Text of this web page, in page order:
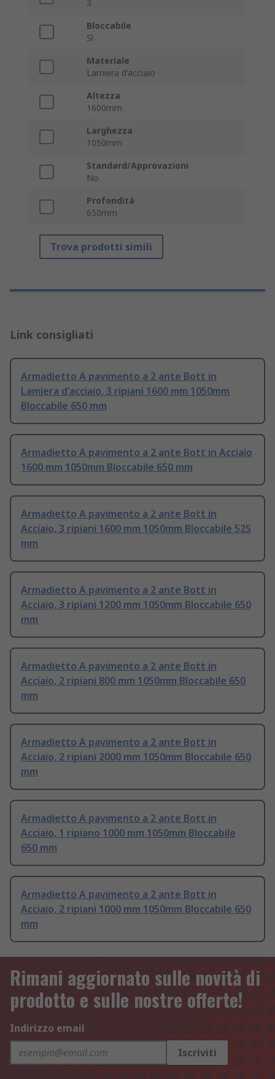
3
Bloccabile
Sì
Materiale
Lamiera d'acciaio
Altezza
1600mm
Larghezza
1050mm
Standard/Approvazioni
No
Profondità
650mm
Trova prodotti simili
Link consigliati
Armadietto A pavimento a 2 ante Bott in
Lamiera d'acciaio, 3 ripiani 1600 mm 1050mm
Bloccabile 650 mm
Armadietto A pavimento a 2 ante Bott in Acciaio
1600 mm 1050mm Bloccabile 650 mm
Armadietto A pavimento a 2 ante Bott in
Acciaio, 3 ripiani 1600 mm 1050mm Bloccabile 525
mm
Armadietto A pavimento a 2 ante Bott in
Acciaio, 3 ripiani 1200 mm 1050mm Bloccabile 650
mm
Armadietto A pavimento a 2 ante Bott in
Acciaio, 2 ripiani 800 mm 1050mm Bloccabile 650
mm
Armadietto A pavimento a 2 ante Bott in
Acciaio, 2 ripiani 2000 mm 1050mm Bloccabile 650
mm
Armadietto A pavimento a 2 ante Bott in
Acciaio, 1 ripiano 1000 mm 1050mm Bloccabile
650 mm
Armadietto A pavimento a 2 ante Bott in
Acciaio, 2 ripiani 1000 mm 1050mm Bloccabile 650
mm
Rimani aggiornato sulle novità di
prodotto e sulle nostre offerte!
Indirizzo email
Iscriviti